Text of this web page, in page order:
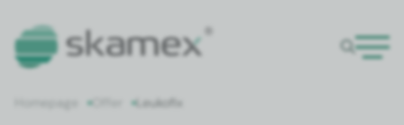
Offer Leukofix